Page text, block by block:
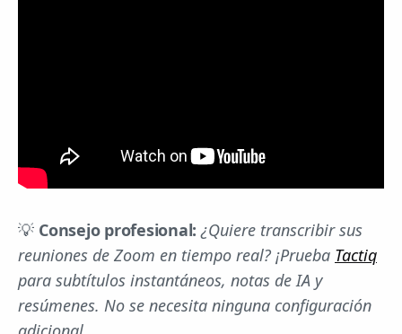
💡 Consejo profesional: ¿Quiere transcribir sus
reuniones de Zoom en tiempo real? ¡Prueba Tactiq
para subtítulos instantáneos, notas de IA y
resúmenes. No se necesita ninguna configuración